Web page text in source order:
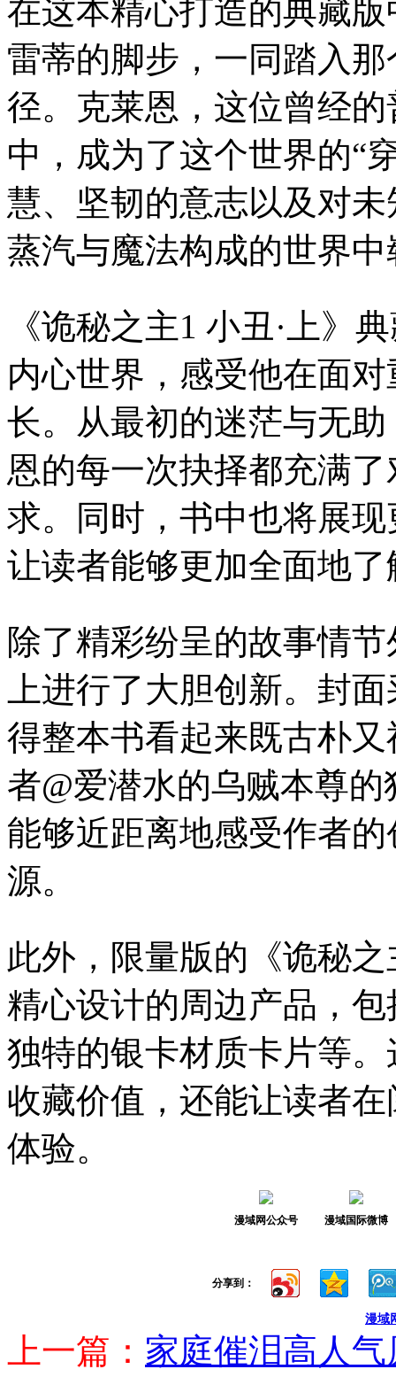
在这本精心打造的典藏
雷蒂的脚步，一同踏入
径。克莱恩，这位曾经
中，成为了这个世界的“
慧、坚韧的意志以及对
蒸汽与魔法构成的世界
《诡秘之主1 小丑·上》
内心世界，感受他在面
长。从最初的迷茫与无
恩的每一次抉择都充满
求。同时，书中也将展
让读者能够更加全面地
除了精彩纷呈的故事情
上进行了大胆创新。封
得整本书看起来既古朴
者@爱潜水的乌贼本尊
能够近距离地感受作者
源。
此外，限量版的《诡秘
精心设计的周边产品，
独特的银卡材质卡片等
收藏价值，还能让读者
体验。
漫域网公众号 漫域国际微博
分享到：
漫域
上一篇： 家庭催泪高人